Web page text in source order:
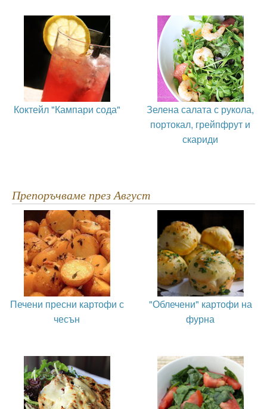
Коктейл "Кампари сода"
Зелена салата с рукола,
портокал, грейпфрут и
скариди
Препоръчваме през Август
Печени пресни картофи с
чесън
"Облечени" картофи на
фурна